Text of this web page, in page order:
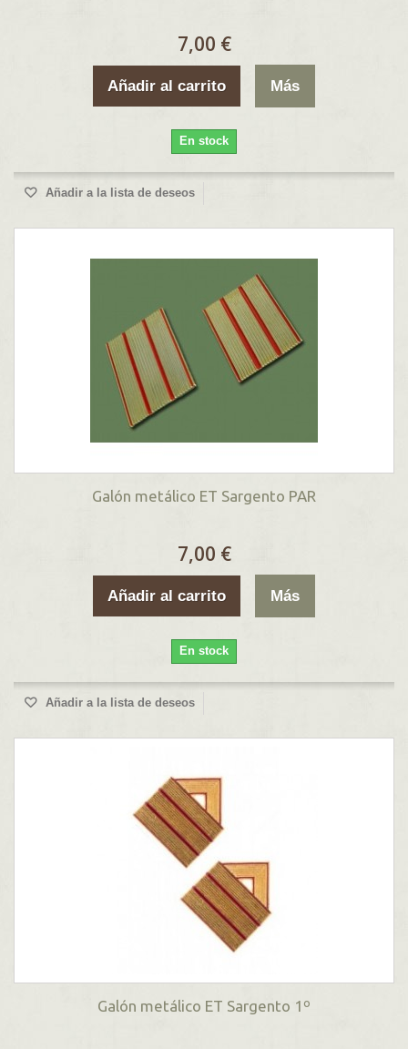
7,00 €
Añadir al carrito Más
En stock
Añadir a la lista de deseos
Galón metálico ET Sargento PAR
7,00 €
Añadir al carrito Más
En stock
Añadir a la lista de deseos
Galón metálico ET Sargento 1º